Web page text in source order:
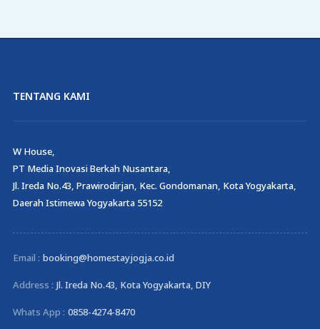
TENTANG KAMI
W House,
PT Media Inovasi Berkah Nusantara,
Jl. Ireda No.43, Prawirodirjan, Kec. Gondomanan, Kota Yogyakarta,
Daerah Istimewa Yogyakarta 55152
Email : booking@homestayjogja.co.id
Address : Jl. Ireda No.43, Kota Yogyakarta, DIY
Whats App : 0858-4274-8470